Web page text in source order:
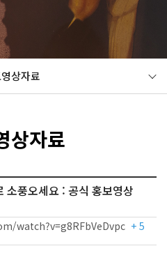
상자료
상자료
소풍오세요 : 공식 홍보영상
watch?v=g8RFbVeDvpc + 5